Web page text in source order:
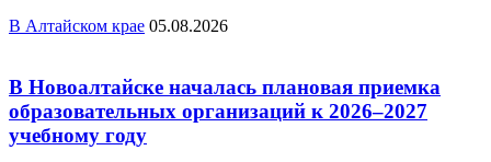
В Алтайском крае 05.08.2026
В Новоалтайске началась плановая приемка
образовательных организаций к 2026–2027
учебному году